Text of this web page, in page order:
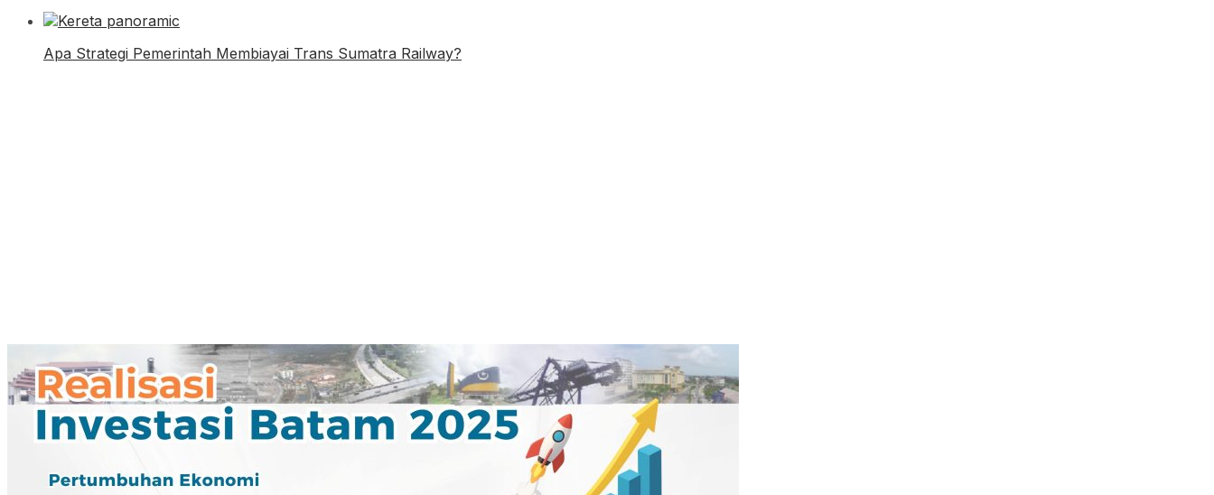
Apa Strategi Pemerintah Membiayai Trans Sumatra Railway?